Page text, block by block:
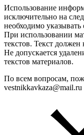
Использование
исключительно на
необходимо указывать
При использовании
текстов. Текст должен
Не допускается
текстов материалов.
По всем вопросам,
vestnikkavkaza@mail.ru